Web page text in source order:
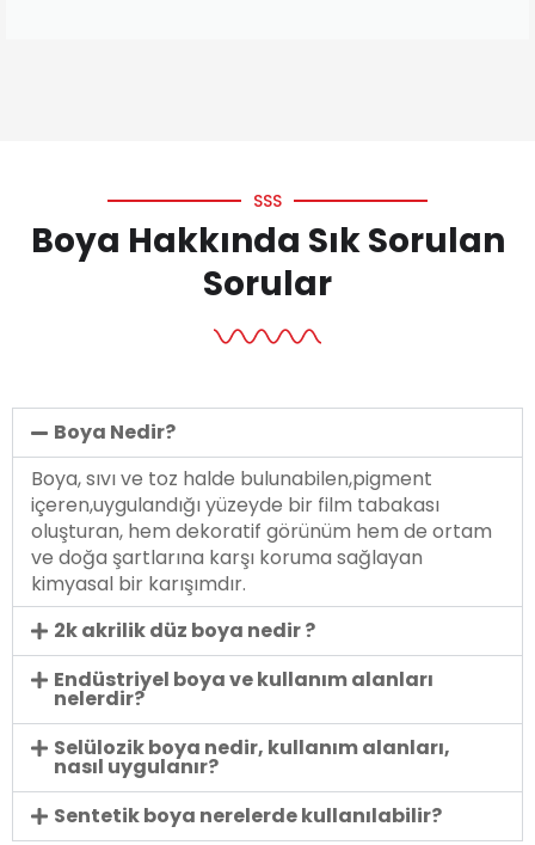
SSS
Boya Hakkında Sık Sorulan
Sorular
Boya Nedir?
Boya, sıvı ve toz halde bulunabilen,pigment
içeren,uygulandığı yüzeyde bir film tabakası
oluşturan, hem dekoratif görünüm hem de ortam
ve doğa şartlarına karşı koruma sağlayan
kimyasal bir karışımdır.
2k akrilik düz boya nedir ?
Endüstriyel boya ve kullanım alanları
nelerdir?
Selülozik boya nedir, kullanım alanları,
nasıl uygulanır?
Sentetik boya nerelerde kullanılabilir?